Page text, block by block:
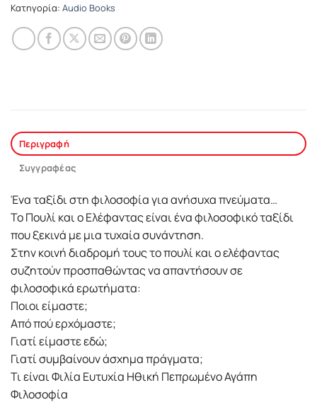
Κατηγορία: Audio Books
Περιγραφή
Συγγραφέας
Ένα ταξίδι στη φιλοσοφία για ανήσυχα πνεύματα…
Το Πουλί και ο Ελέφαντας είναι ένα φιλοσοφικό ταξίδι
που ξεκινά με μια τυχαία συνάντηση.
Στην κοινή διαδρομή τους το πουλί και ο ελέφαντας
συζητούν προσπαθώντας να απαντήσουν σε
φιλοσοφικά ερωτήματα:
Ποιοι είμαστε;
Από πού ερχόμαστε;
Γιατί είμαστε εδώ;
Γιατί συμβαίνουν άσχημα πράγματα;
Τι είναι Φιλία Ευτυχία Ηθική Πεπρωμένο Αγάπη
Φιλοσοφία